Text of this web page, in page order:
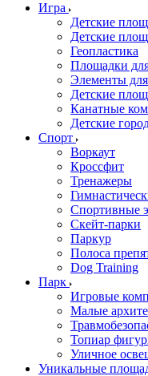
Игра
Детские
Детские
Геопластика
Площадки для
Элементы
Детские
Канатные
Детские
Спорт
Воркаут
Кроссфит
Тренажеры
Спортивные
Скейт-парки
Паркур
Полоса
Dog Training
Парк
Игровые
Малые
Топиар
Уличное
Уникальные